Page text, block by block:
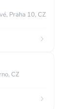
Praha 10, CZ
CZ